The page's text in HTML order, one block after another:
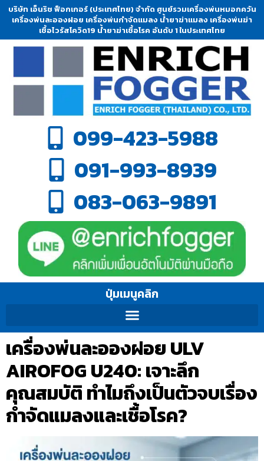
บริษัท เอ็นริช ฟ็อกเกอร์ (ประเทศไทย) จำกัด ศูนย์รวมเครื่องพ่นหมอกควัน
เครื่องพ่นละอองฝอย เครื่องพ่นกำจัดแมลง น้ำยาฆ่าแมลง เครื่องพ่นฆ่า
เชื้อไวรัสโควิด19 น้ำยาฆ่าเชื้อโรค อันดับ 1 ในประเทศไทย
099-423-5988
091-993-8939
083-063-9891
ปุ่มเมนูคลิก
เครื่องพ่นละอองฝอย ULV
AIROFOG U240: เจาะลึก
คุณสมบัติ ทำไมถึงเป็นตัวจบเรื่อง
กำจัดแมลงและเชื้อโรค?